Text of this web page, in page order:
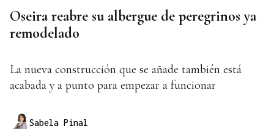
Oseira reabre su albergue de peregrinos ya
remodelado
La nueva construcción que se añade también está
acabada y a punto para empezar a funcionar
Sabela Pinal